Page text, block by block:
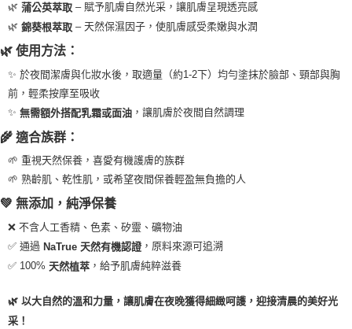
每筆NT$80，滿NT$999(含以上)免運費
宅配
離島宅配（澎湖、金門、馬祖、小琉球）
每筆NT$250，滿NT$3,000(含以上)免運費
付款後門市自取
免運費
🌿 蒲公英萃取 – 賦予肌膚自然光采，讓肌膚呈現透亮感
🌿 錦葵根萃取 – 天然保濕因子，使肌膚感受柔嫩與水潤
🌿 使用方法：
✨ 於夜間潔膚與化妝水後，取適量（約1-2下）均勻塗抹於臉部、頸部與胸
前，輕柔按摩至吸收
✨ 無需額外搭配乳霜或面油 ，讓肌膚於夜間自然調理
🌾 適合族群：
🌱 重視天然保養，喜愛有機護膚的族群
🌱 熟齡肌、乾性肌，或希望夜間保養輕盈無負擔的人
💚 無添加，純淨保養
❌ 不含人工香精、色素、矽靈、礦物油
✅ 通過 NaTrue 天然有機認證，原料來源可追溯
✅ 100% 天然植萃 ，給予肌膚純粹滋養
🌿 以大自然的溫和力量，讓肌膚在夜晚獲得細緻呵護，迎接清晨的美好光
采！